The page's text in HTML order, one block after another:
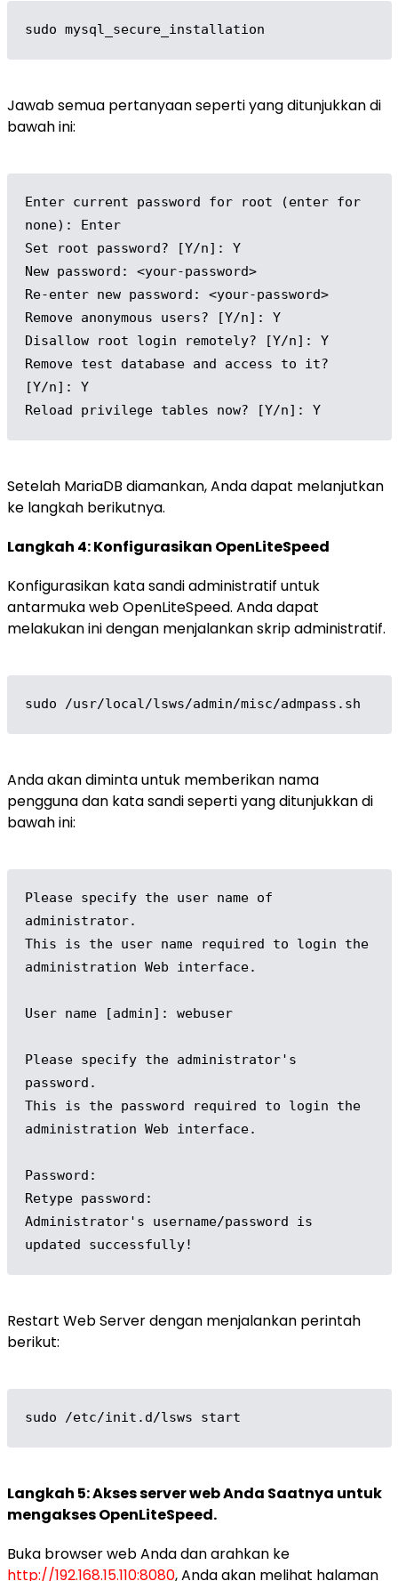
sudo mysql_secure_installation
Jawab semua pertanyaan seperti yang ditunjukkan di
bawah ini:
Enter current password for root (enter for
none): Enter
Set root password? [Y/n]: Y
New password: <your-password>
Re-enter new password: <your-password>
Remove anonymous users? [Y/n]: Y
Disallow root login remotely? [Y/n]: Y
Remove test database and access to it?
[Y/n]: Y
Reload privilege tables now? [Y/n]: Y
Setelah MariaDB diamankan, Anda dapat melanjutkan
ke langkah berikutnya.
Langkah 4: Konfigurasikan OpenLiteSpeed
Konfigurasikan kata sandi administratif untuk
antarmuka web OpenLiteSpeed. Anda dapat
melakukan ini dengan menjalankan skrip administratif.
sudo /usr/local/lsws/admin/misc/admpass.sh
Anda akan diminta untuk memberikan nama
pengguna dan kata sandi seperti yang ditunjukkan di
bawah ini:
Please specify the user name of
administrator.
This is the user name required to login the
administration Web interface.
User name [admin]: webuser
Please specify the administrator's
password.
This is the password required to login the
administration Web interface.
Password:
Retype password:
Administrator's username/password is
updated successfully!
Restart Web Server dengan menjalankan perintah
berikut:
sudo /etc/init.d/lsws start
Langkah 5: Akses server web Anda Saatnya untuk
mengakses OpenLiteSpeed.
Buka browser web Anda dan arahkan ke
http://192.168.15.110:8080, Anda akan melihat halaman